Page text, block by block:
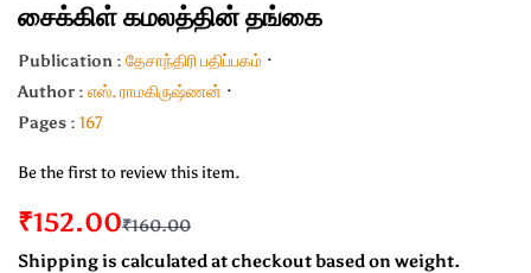
சைக்கிள் கமலத்தின் தங்கை
Publication : தேசாந்திரி பதிப்பகம்
Author : எஸ். ராமகிருஷ்ணன்
Pages : 167
Be the first to review this item.
₹152.00₹160.00
Shipping is calculated at checkout based on weight.